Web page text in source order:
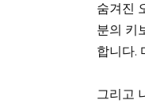
숨겨진
분의 키
합니다.
그리고